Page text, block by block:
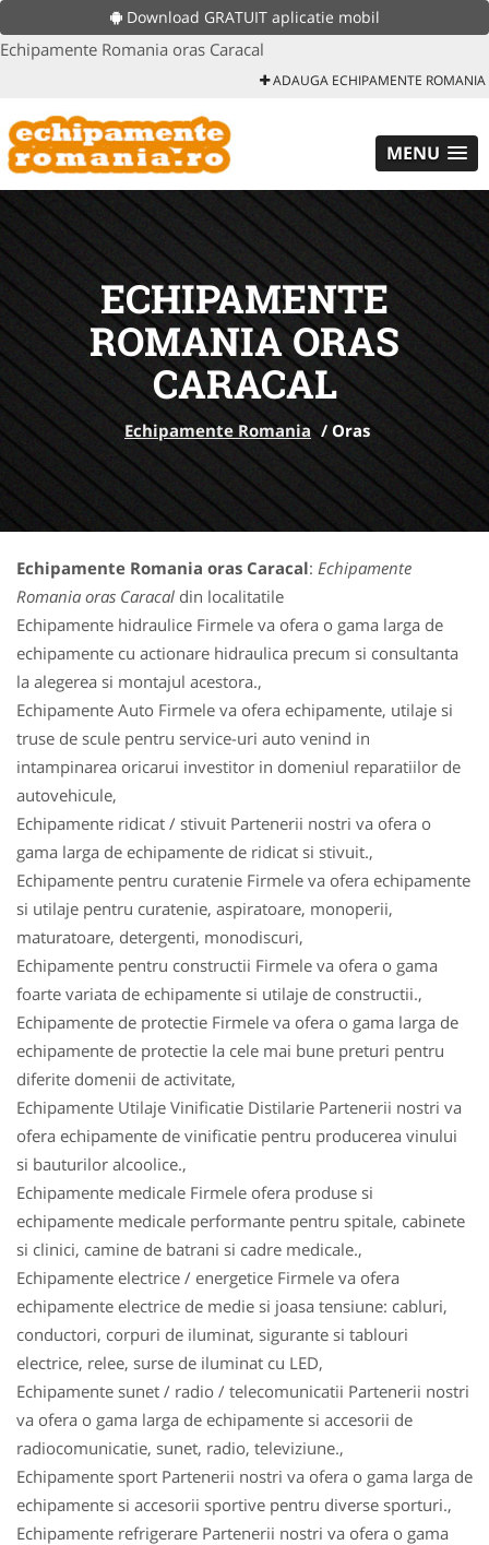
Download GRATUIT aplicatie mobil
Echipamente Romania oras Caracal
ADAUGA ECHIPAMENTE ROMANIA
MENU
ECHIPAMENTE
ROMANIA ORAS
CARACAL
Echipamente Romania / Oras
Echipamente Romania oras Caracal: Echipamente
Romania oras Caracal din localitatile
Echipamente hidraulice Firmele va ofera o gama larga de
echipamente cu actionare hidraulica precum si consultanta
la alegerea si montajul acestora.,
Echipamente Auto Firmele va ofera echipamente, utilaje si
truse de scule pentru service-uri auto venind in
intampinarea oricarui investitor in domeniul reparatiilor de
autovehicule,
Echipamente ridicat / stivuit Partenerii nostri va ofera o
gama larga de echipamente de ridicat si stivuit.,
Echipamente pentru curatenie Firmele va ofera echipamente
si utilaje pentru curatenie, aspiratoare, monoperii,
maturatoare, detergenti, monodiscuri,
Echipamente pentru constructii Firmele va ofera o gama
foarte variata de echipamente si utilaje de constructii.,
Echipamente de protectie Firmele va ofera o gama larga de
echipamente de protectie la cele mai bune preturi pentru
diferite domenii de activitate,
Echipamente Utilaje Vinificatie Distilarie Partenerii nostri va
ofera echipamente de vinificatie pentru producerea vinului
si bauturilor alcoolice.,
Echipamente medicale Firmele ofera produse si
echipamente medicale performante pentru spitale, cabinete
si clinici, camine de batrani si cadre medicale.,
Echipamente electrice / energetice Firmele va ofera
echipamente electrice de medie si joasa tensiune: cabluri,
conductori, corpuri de iluminat, sigurante si tablouri
electrice, relee, surse de iluminat cu LED,
Echipamente sunet / radio / telecomunicatii Partenerii nostri
va ofera o gama larga de echipamente si accesorii de
radiocomunicatie, sunet, radio, televiziune.,
Echipamente sport Partenerii nostri va ofera o gama larga de
echipamente si accesorii sportive pentru diverse sporturi.,
Echipamente refrigerare Partenerii nostri va ofera o gama